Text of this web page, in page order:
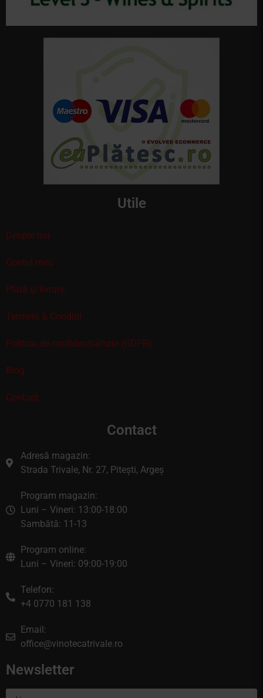
Utile
Despre noi
Contul meu
Plată și livrare
Termeni & Conditii
Politica de confidenţialitate (GDPR)
Blog
Contact
Contact
Adresă magazin:
Strada Trivale, Nr. 27, Pitești, Argeș
Program magazin:
Luni – Vineri: 13:00-18:00
Sambătă: 11-13
Program online:
Luni – Vineri: 09:00-19:00
Telefon:
+4 0770 181 138
Email:
office@vinotecatrivale.ro
Newsletter